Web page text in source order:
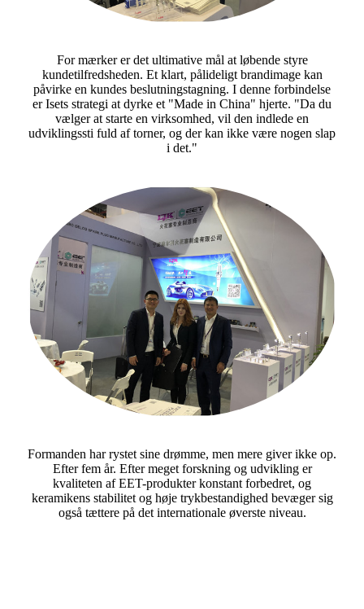
For mærker er det ultimative mål at løbende styre
kundetilfredsheden. Et klart, pålideligt brandimage kan
påvirke en kundes beslutningstagning. I denne forbindelse
er Isets strategi at dyrke et "Made in China" hjerte. "Da du
vælger at starte en virksomhed, vil den indlede en
udviklingssti fuld af torner, og der kan ikke være nogen slap
i det."
Formanden har rystet sine drømme, men mere giver ikke op.
Efter fem år. Efter meget forskning og udvikling er
kvaliteten af ​​EET-produkter konstant forbedret, og
keramikens stabilitet og høje trykbestandighed bevæger sig
også tættere på det internationale øverste niveau.